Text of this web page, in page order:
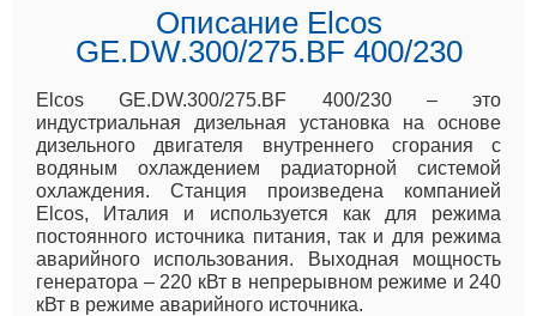
Описание Elcos
GE.DW.300/275.BF 400/230
Elcos GE.DW.300/275.BF 400/230 – это
индустриальная дизельная установка на основе
дизельного двигателя внутреннего сгорания с
водяным охлаждением радиаторной системой
охлаждения. Станция произведена компанией
Elcos, Италия и используется как для режима
постоянного источника питания, так и для режима
аварийного использования. Выходная мощность
генератора – 220 кВт в непрерывном режиме и 240
кВт в режиме аварийного источника.